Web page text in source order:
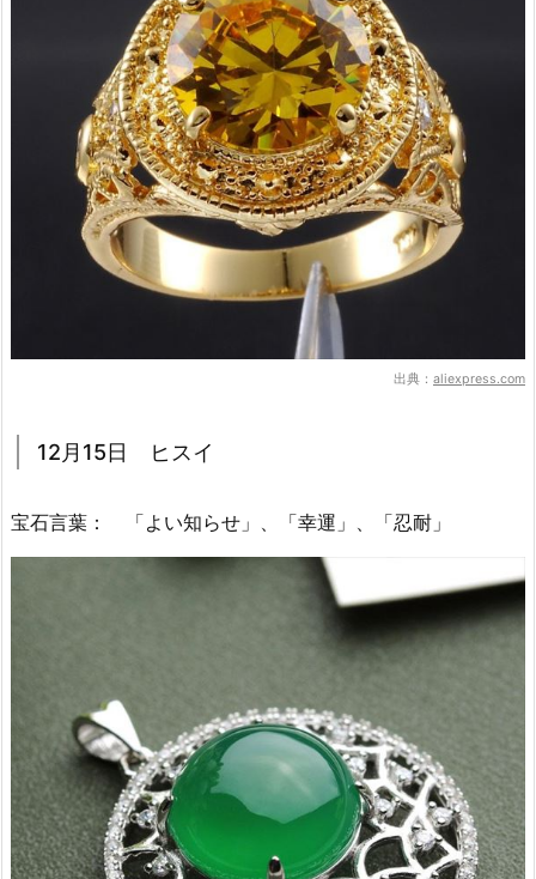
出典： aliexpress.com
12月15日 ヒスイ
宝石言葉： 「よい知らせ」、「幸運」、「忍耐」